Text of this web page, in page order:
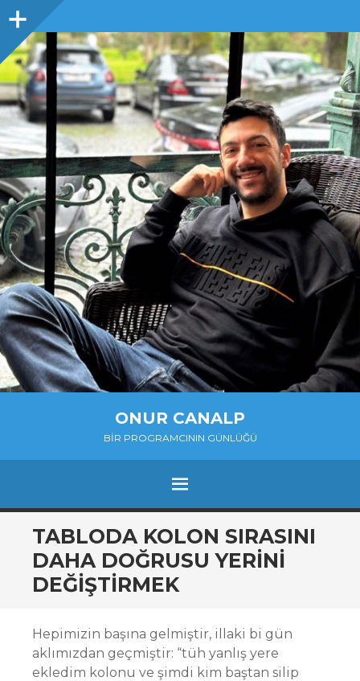
Sidebar
ONUR CANALP
BIR PROGRAMCININ GÜNLÜĞÜ
MENU
SKIP
TO
CONTENT
TABLODA KOLON SIRASINI
DAHA DOĞRUSU YERINI
DEĞIŞTIRMEK
Hepimizin başına gelmiştir, illaki bi gün
aklımızdan geçmiştir: “tüh yanlış yere
ekledim kolonu ve şimdi kim baştan silip